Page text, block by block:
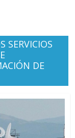
SERVICIOS
DE